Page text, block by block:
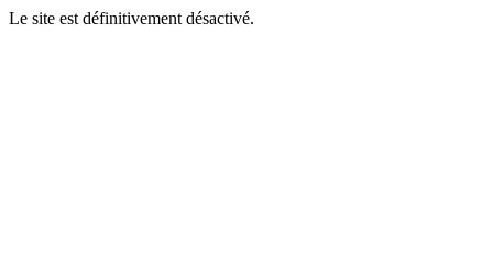
Le site est définitivement désactivé.